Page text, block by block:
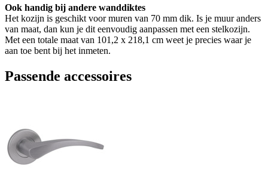
Ook handig bij andere wanddiktes
Het kozijn is geschikt voor muren van 70 mm dik. Is je muur anders
van maat, dan kun je dit eenvoudig aanpassen met een stelkozijn.
Met een totale maat van 101,2 x 218,1 cm weet je precies waar je
aan toe bent bij het inmeten.
Passende accessoires